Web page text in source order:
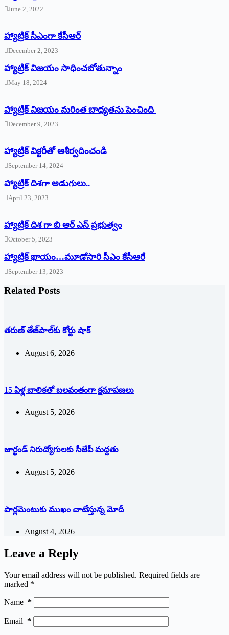
June 2, 2022
హ్యాట్రిక్‌ ‌సీఎంగా కేసీఆర్‌
December 2, 2023
హ్యాట్రిక్‌ విజయం సాధించబోతున్నాం
May 18, 2024
హ్యాట్రిక్ విజయం మరింత బాధ్యతను పెంచింది
December 9, 2023
హ్యాట్రిక్‌ ‌విక్టరీతో ఆశీర్వదించండి
September 14, 2024
‌హ్యాట్రిక్‌ ‌దిశగా అడుగులు..
April 23, 2023
హ్యాట్రిక్ దిశ గా బి ఆర్ ఎస్ ప్రభుత్వం
October 5, 2023
హ్యాట్రిక్‌ ‌ఖాయం…మూడోసారి సీఎం కేసీఆరే
September 13, 2023
Related Posts
తరుణ్‌ ‌తేజ్‌పాల్‌కు కోర్టు షాక్‌
August 6, 2026
15 ఏళ్ల బాలికతో బలవంతంగా క్షమాపణలు
August 5, 2026
జార్ఖండ్‌ ‌నిరుద్యోగులకు సీజేపీ మద్దతు
August 5, 2026
పార్లమెంటుకు ముఖం చాటేస్తున్న మోదీ
August 4, 2026
Leave a Reply
Your email address will not be published. Required fields are
marked *
Name *
Email *